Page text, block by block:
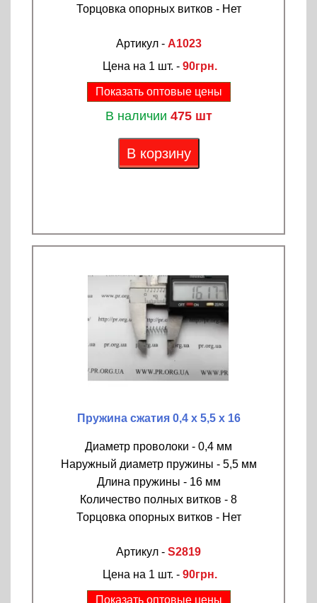
Торцовка опорных витков - Нет
Артикул - A1023
Цена на 1 шт. - 90грн.
Показать оптовые цены
В наличии 475 шт
В корзину
Пружина сжатия 0,4 х 5,5 х 16
Диаметр проволоки - 0,4 мм
Наружный диаметр пружины - 5,5 мм
Длина пружины - 16 мм
Количество полных витков - 8
Торцовка опорных витков - Нет
Артикул - S2819
Цена на 1 шт. - 90грн.
Показать оптовые цены